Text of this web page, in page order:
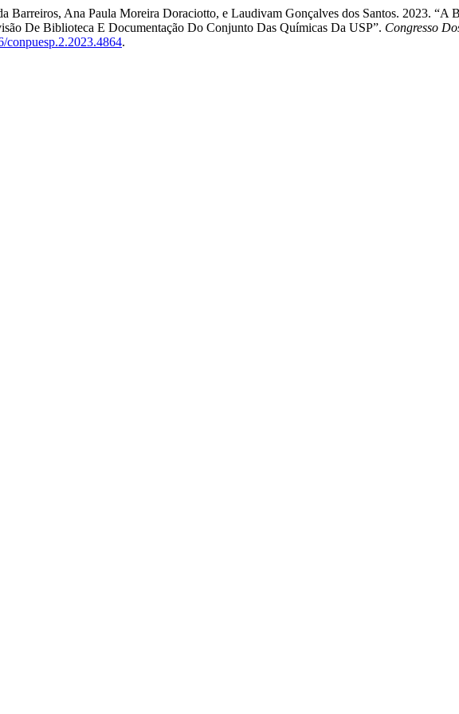
Barreiros, Ana Paula Moreira Doraciotto, e Laudivam Gonçalves dos Santos. 2023.
De Biblioteca E Documentação Do Conjunto Das Químicas Da USP”. Congresso
conpuesp.2.2023.4864.